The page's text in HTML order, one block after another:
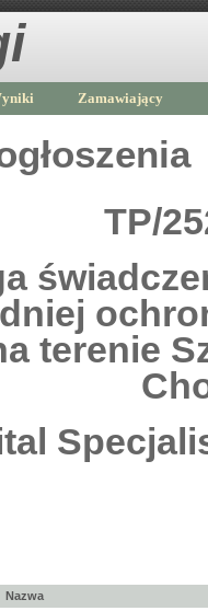
Zamawiający
TP/
terenie
Nazwa